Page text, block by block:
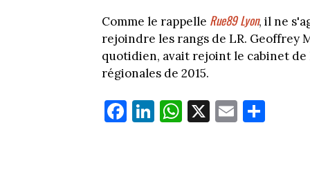
Comme le rappelle Rue89 Lyon, il ne
rejoindre les rangs de LR. Geoffrey
quotidien, avait rejoint le cabinet
régionales de 2015.
Fa
ce
Li
nk
W
ha
X E
m